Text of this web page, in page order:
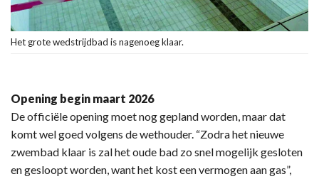
Het grote wedstrijdbad is nagenoeg klaar.
Opening begin maart 2026
De officiële opening moet nog gepland worden, maar dat
komt wel goed volgens de wethouder. “Zodra het nieuwe
zwembad klaar is zal het oude bad zo snel mogelijk gesloten
en gesloopt worden, want het kost een vermogen aan gas”,